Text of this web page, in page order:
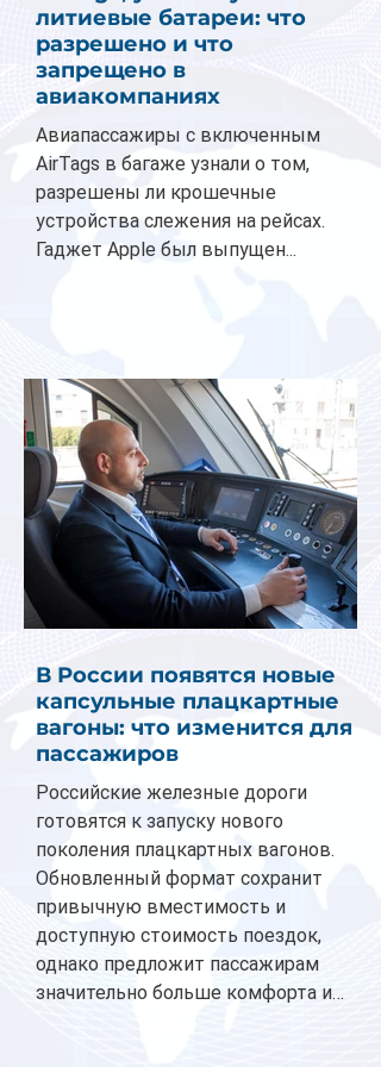
литиевые батареи: что
разрешено и что
запрещено в
авиакомпаниях
Авиапассажиры с включенным
AirTags в багаже узнали о том,
разрешены ли крошечные
устройства слежения на рейсах.
Гаджет Apple был выпущен...
В России появятся новые
капсульные плацкартные
вагоны: что изменится для
пассажиров
Российские железные дороги
готовятся к запуску нового
поколения плацкартных вагонов.
Обновленный формат сохранит
привычную вместимость и
доступную стоимость поездок,
однако предложит пассажирам
значительно больше комфорта и